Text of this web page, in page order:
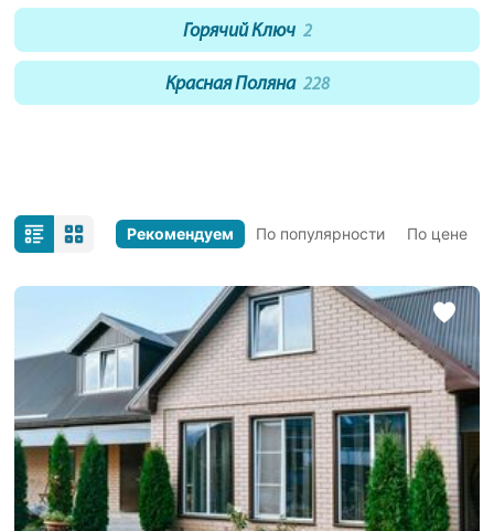
Рекомендуем По популярности По цене
Горячий Ключ 2
Красная Поляна 228